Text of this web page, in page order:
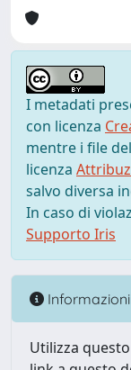
I metadati
con licenza
mentre i file
licenza
salvo diversa
In caso di
Supporto Iris
Informazioni
Utilizza